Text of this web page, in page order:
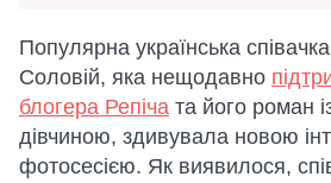
Популярна українська
Соловій, яка нещодавно
блогера Репіча та його роман
дівчиною, здивувала новою
фотосесією. Як виявилося,